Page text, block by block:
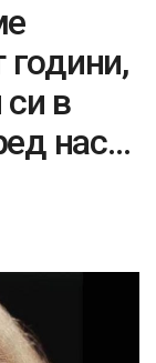
в
нас…